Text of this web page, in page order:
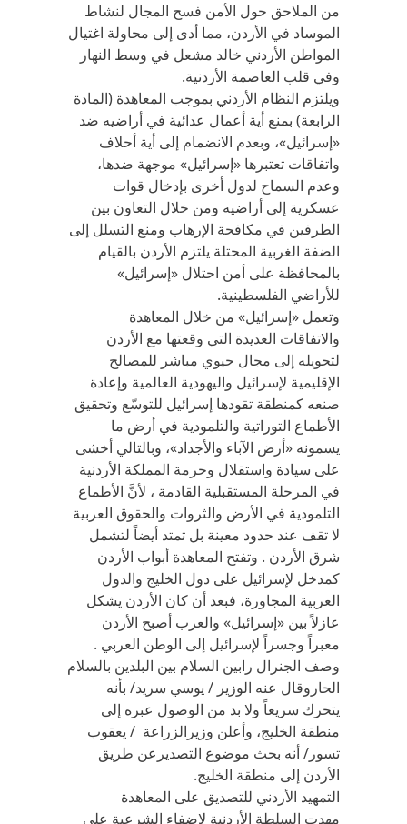
من الملاحق حول الأمن فسح المجال لنشاط
الموساد في الأردن، مما أدى إلى محاولة اغتيال
المواطن الأردني خالد مشعل في وسط النهار
وفي قلب العاصمة الأردنية.
ويلتزم النظام الأردني بموجب المعاهدة (المادة
الرابعة) بمنع أية أعمال عدائية في أراضيه ضد
«إسرائيل»، وبعدم الانضمام إلى أية أحلاف
واتفاقات تعتبرها «إسرائيل» موجهة ضدها،
وعدم السماح لدول أخرى بإدخال قوات
عسكرية إلى أراضيه ومن خلال التعاون بين
الطرفين في مكافحة الإرهاب ومنع التسلل إلى
الضفة الغربية المحتلة يلتزم الأردن بالقيام
بالمحافظة على أمن احتلال «إسرائيل»
للأراضي الفلسطينية.
وتعمل «إسرائيل» من خلال المعاهدة
والاتفاقات العديدة التي وقعتها مع الأردن
لتحويله إلى مجال حيوي مباشر للمصالح
الإقليمية لإسرائيل واليهودية العالمية وإعادة
صنعه كمنطقة تقودها إسرائيل للتوسّع وتحقيق
الأطماع التوراتية والتلمودية في أرض ما
يسمونه «أرض الآباء والأجداد»، وبالتالي أخشى
على سيادة واستقلال وحرمة المملكة الأردنية
في المرحلة المستقبلية القادمة ، لأنَّ الأطماع
التلمودية في الأرض والثروات والحقوق العربية
لا تقف عند حدود معينة بل تمتد أيضاً لتشمل
شرق الأردن . وتفتح المعاهدة أبواب الأردن
كمدخل لإسرائيل على دول الخليج والدول
العربية المجاورة، فبعد أن كان الأردن يشكل
عازلاً بين «إسرائيل» والعرب أصبح الأردن
معبراً وجسراً لإسرائيل إلى الوطن العربي .
وصف الجنرال رابين السلام بين البلدين بالسلام
الحاروقال عنه الوزير / يوسي سريد/ بأنه
يتحرك سريعاً ولا بد من الوصول عبره إلى
منطقة الخليج، وأعلن وزيرالزراعة / يعقوب
تسور/ أنه بحث موضوع التصديرعن طريق
الأردن إلى منطقة الخليج.
التمهيد الأردني للتصديق على المعاهدة
مهدت السلطة الأردنية لإضفاء الشرعية على